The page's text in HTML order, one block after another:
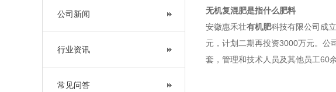
公司新闻
行业资讯
常见问答
无机复混肥是指什么肥料
安徽惠禾壮有机肥科技有限公司成
元，计划二期再投资3000万元。公
套，管理和技术人员及其他员工60